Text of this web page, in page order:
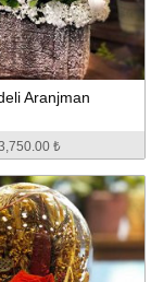
Aranjman
₺